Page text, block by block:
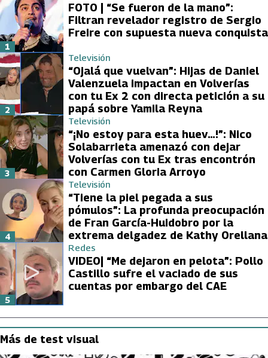
FOTO | “Se fueron de la mano”:
Filtran revelador registro de Sergio
Freire con supuesta nueva conquista
1
Televisión
“Ojalá que vuelvan”: Hijas de Daniel
Valenzuela impactan en Volverías
con tu Ex 2 con directa petición a su
papá sobre Yamila Reyna
2
Televisión
“¡No estoy para esta huev…!”: Nico
Solabarrieta amenazó con dejar
Volverías con tu Ex tras encontrón
con Carmen Gloria Arroyo
3
Televisión
“Tiene la piel pegada a sus
pómulos”: La profunda preocupación
de Fran García-Huidobro por la
extrema delgadez de Kathy Orellana
4
Redes
VIDEO| “Me dejaron en pelota”: Pollo
Castillo sufre el vaciado de sus
cuentas por embargo del CAE
5
Más de test visual